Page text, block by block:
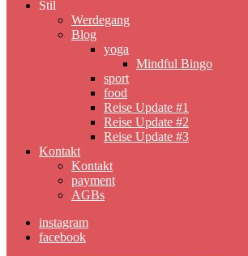
Stil
Werdegang
Blog
yoga
Mindful Bingo
sport
food
Reise Update #1
Reise Update #2
Reise Update #3
Kontakt
Kontakt
payment
AGBs
instagram
facebook